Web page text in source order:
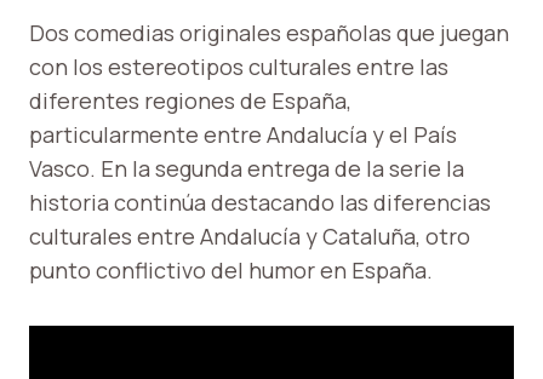
Dos comedias originales españolas que juegan
con los estereotipos culturales entre las
diferentes regiones de España,
particularmente entre Andalucía y el País
Vasco. En la segunda entrega de la serie la
historia continúa destacando las diferencias
culturales entre Andalucía y Cataluña, otro
punto conflictivo del humor en España.